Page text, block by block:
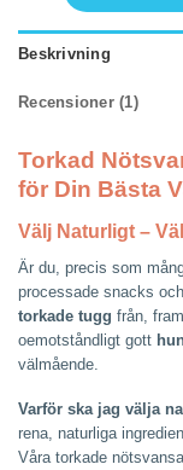
Beskrivning
Recensioner (1)
Torkad
för Din Bästa
Välj Naturligt –
Är du, precis som
processade snacks
torkade tugg från,
oemotståndligt gott
välmående.
Varför ska jag välja
rena, naturliga
Våra torkade